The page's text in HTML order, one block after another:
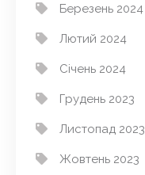
Березень 2024
Лютий 2024
Січень 2024
Грудень 2023
Листопад 2023
Жовтень 2023